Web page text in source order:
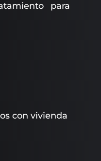
para
con vivienda